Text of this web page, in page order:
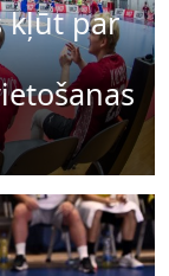
kļūt par